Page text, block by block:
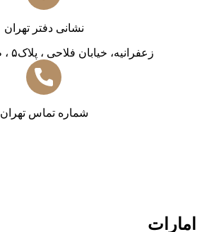
نشانی دفتر تهران
زعفرانیه، خیابان فلاحی ، پلاک۵ ، طبقه۲ ، واحد۴
شماره تماس تهران
امارات